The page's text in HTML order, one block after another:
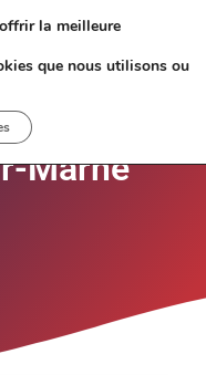
Marne
la meilleure
que nous utilisons ou